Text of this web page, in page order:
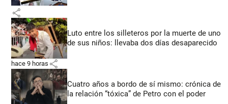
share
Luto entre los silleteros por la muerte de uno
de sus niños: llevaba dos días desaparecido
hace 9 horas share
Cuatro años a bordo de sí mismo: crónica de
la relación “tóxica” de Petro con el poder